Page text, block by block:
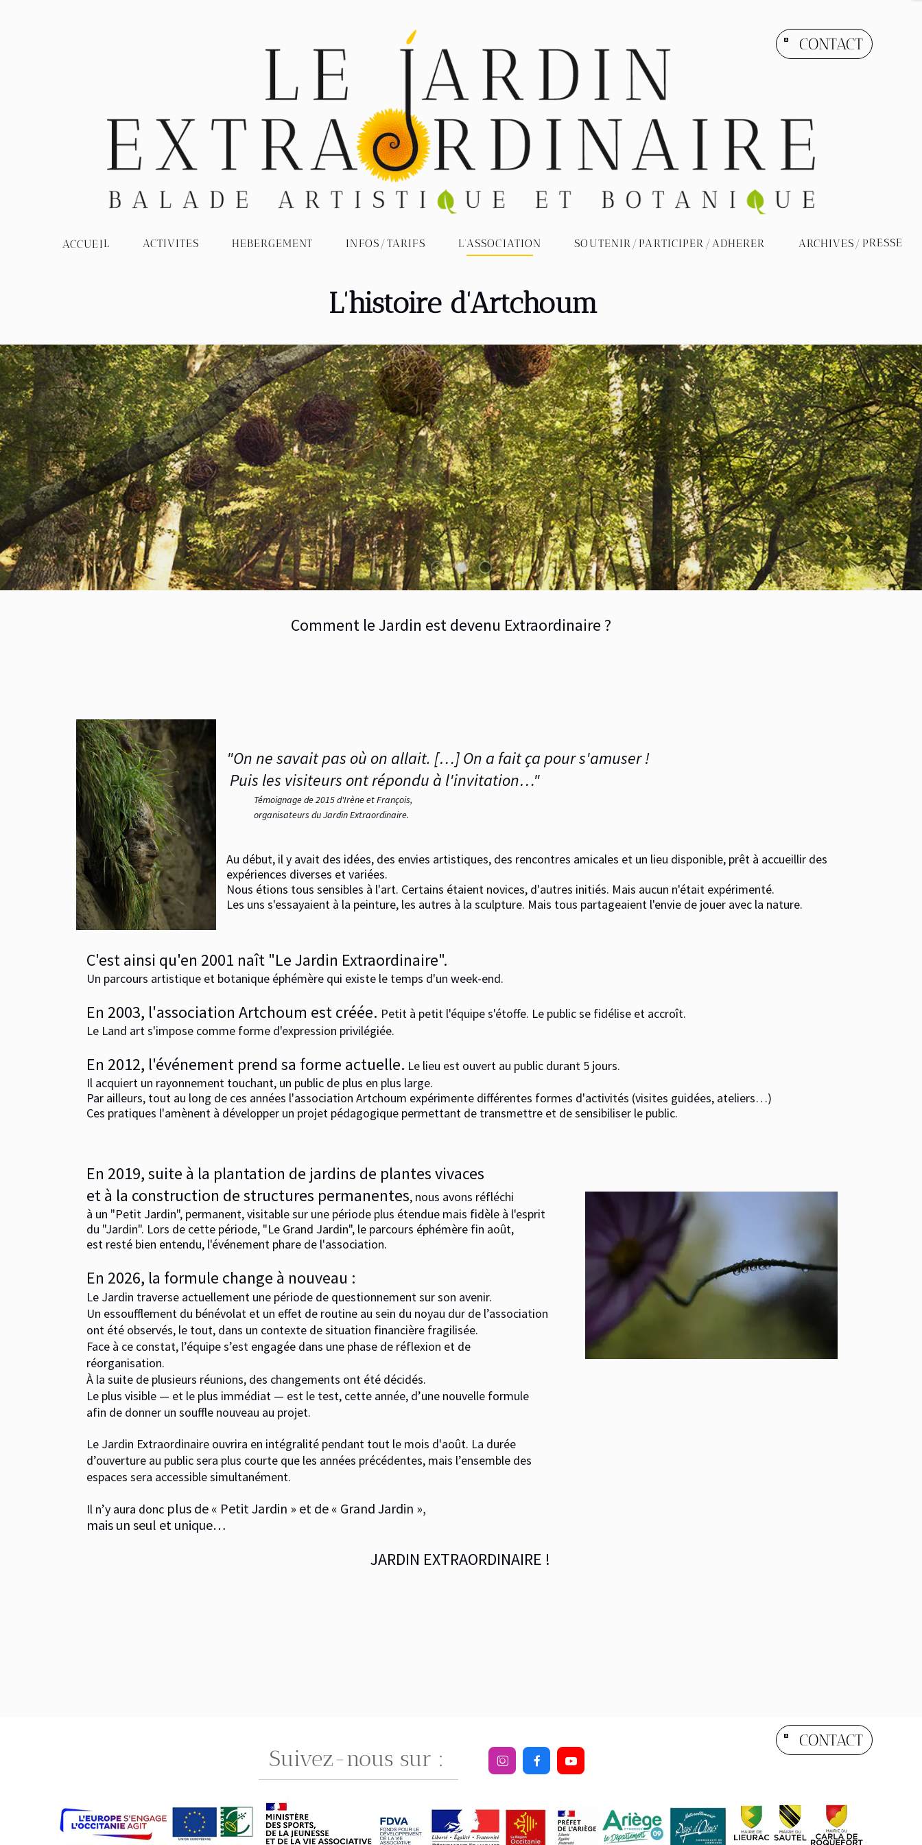
ACCUEIL ACTIVITES HEBERGEMENT INFOS/TARIFS L'ASSOCIATION SOUTENIR/PARTICIPER/ADHERER ARCHIVES/PRESSE
account_box CONTACT
ASSOCIATION ARTCHOUM / Président : Bérard François
N° SIRET : 448 789 636 00025 / Gouziaud - 09300 Lieurac
Suivez-nous sur :   
account_box CONTACT
L'histoire d'Artchoum
Comment le Jardin est devenu Extraordinaire ?
"On ne savait pas où on allait. […] On a fait ça pour s'amuser !
Puis les visiteurs ont répondu à l'invitation…"
Témoignage de 2015 d'Irène et François,
organisateurs du Jardin Extraordinaire.
Au début, il y avait des idées, des envies artistiques, des rencontres amicales et un lieu disponible, prêt à accueillir des
expériences diverses et variées.
Nous étions tous sensibles à l'art. Certains étaient novices, d'autres initiés. Mais aucun n'était expérimenté.
Les uns s'essayaient à la peinture, les autres à la sculpture. Mais tous partageaient l'envie de jouer avec la nature.
C'est ainsi qu'en 2001 naît "Le Jardin Extraordinaire".
Un parcours artistique et botanique éphémère qui existe le temps d'un week-end.
En 2003, l'association Artchoum est créée. Petit à petit l'équipe s'étoffe. Le public se fidélise et accroît.
Le Land art s'impose comme forme d'expression privilégiée.
En 2012, l'événement prend sa forme actuelle. Le lieu est ouvert au public durant 5 jours.
Il acquiert un rayonnement touchant, un public de plus en plus large.
Par ailleurs, tout au long de ces années l'association Artchoum expérimente différentes formes d'activités (visites guidées, ateliers…)
Ces pratiques l'amènent à développer un projet pédagogique permettant de transmettre et de sensibiliser le public.
En 2019, suite à la plantation de jardins de plantes vivaces
et à la construction de structures permanentes, nous avons réfléchi
à un "Petit Jardin", permanent, visitable sur une période plus étendue mais fidèle à l'esprit
du "Jardin". Lors de cette période, "Le Grand Jardin", le parcours éphémère fin août,
est resté bien entendu, l'événement phare de l'association.
En 2026, la formule change à nouveau :
Le Jardin traverse actuellement une période de questionnement sur son avenir.
Un essoufflement du bénévolat et un effet de routine au sein du noyau dur de l’association
ont été observés, le tout, dans un contexte de situation financière fragilisée.
Face à ce constat, l’équipe s’est engagée dans une phase de réflexion et de
réorganisation.
À la suite de plusieurs réunions, des changements ont été décidés.
Le plus visible — et le plus immédiat — est le test, cette année, d’une nouvelle formule
afin de donner un souffle nouveau au projet.
Le Jardin Extraordinaire ouvrira en intégralité pendant tout le mois d'août. La durée
d’ouverture au public sera plus courte que les années précédentes, mais l’ensemble des
espaces sera accessible simultanément.
Il n’y aura donc plus de « Petit Jardin » et de « Grand Jardin »,
mais un seul et unique…
JARDIN EXTRAORDINAIRE !